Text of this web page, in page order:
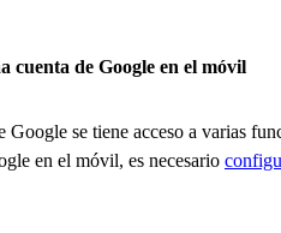
cuenta de Google en el móvil
Google se tiene acceso a varias
en el móvil, es necesario